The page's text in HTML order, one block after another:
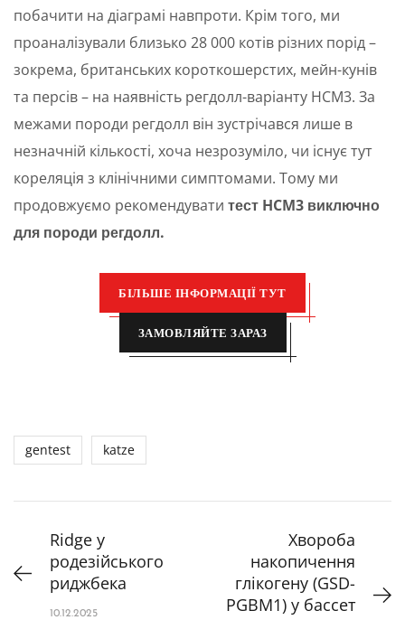
побачити на діаграмі навпроти. Крім того, ми
проаналізували близько 28 000 котів різних порід –
зокрема, британських короткошерстих, мейн-кунів
та персів – на наявність регдолл-варіанту HCM3. За
межами породи регдолл він зустрічався лише в
незначній кількості, хоча незрозуміло, чи існує тут
кореляція з клінічними симптомами. Тому ми
продовжуємо рекомендувати тест HCM3 виключно
для породи регдолл.
БІЛЬШЕ ІНФОРМАЦІЇ ТУТ
ЗАМОВЛЯЙТЕ ЗАРАЗ
gentest katze
Ridge у
родезійського
риджбека
10.12.2025
Хвороба
накопичення
глікогену (GSD-
PGBM1) у бассет